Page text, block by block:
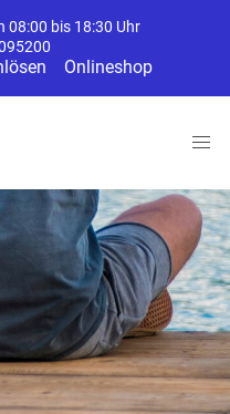
08:00 bis 18:30 Uhr
Onlineshop